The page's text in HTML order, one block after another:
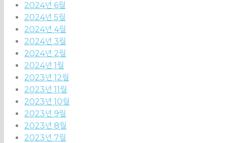
2024년 6월
2024년 5월
2024년 4월
2024년 3월
2024년 2월
2024년 1월
2023년 12월
2023년 11월
2023년 10월
2023년 9월
2023년 8월
2023년 7월